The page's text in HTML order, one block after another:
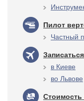
Пилот
Частный
в Киеве
во Львове
Стоимость